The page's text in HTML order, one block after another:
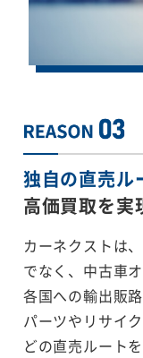
独自の直売ル
高価買取を実
カーネクストは
でなく、中古車
各国への輸出販
パーツやリサイ
どの直売ルート